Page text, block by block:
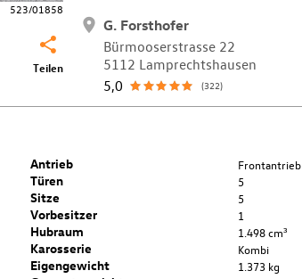
523/01858
G. Forsthofer
Bürmooserstrasse 22
5112 Lamprechtshausen
5,0
(322)
Teilen
Antrieb Frontantrieb
Türen 5
Sitze 5
Vorbesitzer 1
Hubraum 1.498 cm³
Karosserie Kombi
Eigengewicht 1.373 kg